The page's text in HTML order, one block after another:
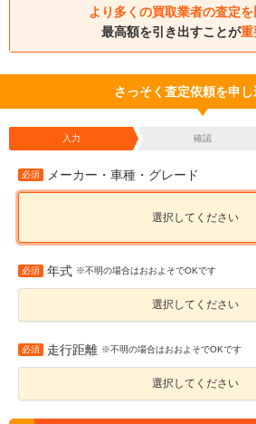
より多くの買取業者の査定を
最高額を引き出すことが重
さっそく査定依頼を申し
入力 確認
必須 メーカー・車種・グレード
選択してください
必須 年式 ※不明の場合はおおよそでOKです
選択してください
必須 走行距離 ※不明の場合はおおよそでOKです
選択してください